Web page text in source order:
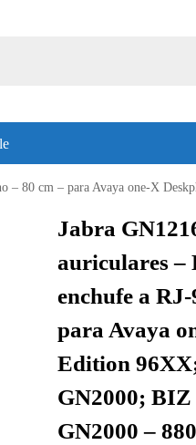
one-X Deskphone Edition 96XX; Jabra GN
Jabra
auriculares –
enchufe a
para Avaya
Edition
GN2000; BIZ
GN2000 –